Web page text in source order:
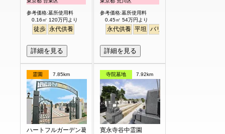
参考価格:墓所使用料
0.16㎡ 120万円より
徒歩 永代供養
詳細を見る
参考価格:墓所使用料
0.45㎡ 54万円より
永代供養 平坦 バリアフリー
詳細を見る
霊園 7.85km
ハートフルガーデン葛飾鎌倉
寺院墓地 7.92km
寛永寺谷中霊園